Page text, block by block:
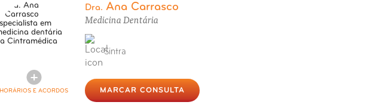
HORÁRIOS E ACORDOS
Dra. Ana Carrasco
Medicina Dentária
Sintra
MARCAR CONSULTA